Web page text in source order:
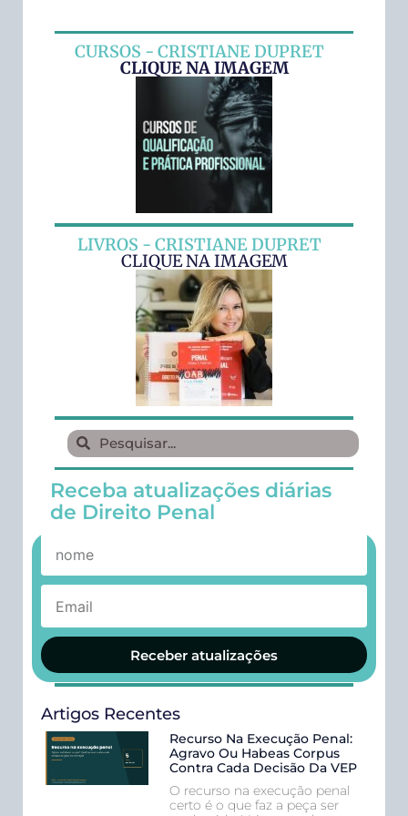
CURSOS - CRISTIANE DUPRET
CLIQUE NA IMAGEM
LIVROS - CRISTIANE DUPRET
CLIQUE NA IMAGEM
Receba atualizações diárias
de Direito Penal
Receber atualizações
Artigos Recentes
Recurso Na Execução Penal:
Agravo Ou Habeas Corpus
Contra Cada Decisão Da VEP
O recurso na execução penal
certo é o que faz a peça ser